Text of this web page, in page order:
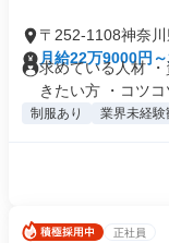
〒252-1108神奈
月給22万9000円
求めている人材
きたい方 ・コツコ
制服あり 業界未経験
正社員